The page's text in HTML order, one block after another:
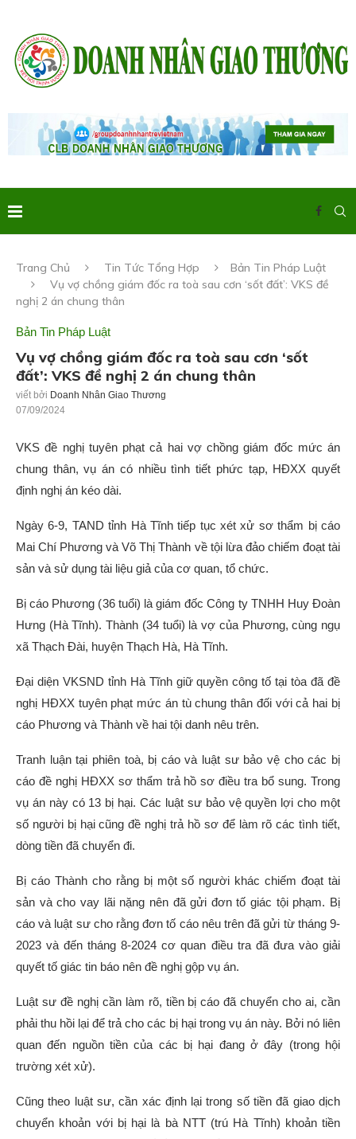
Trang Chủ Tin Tức Tổng Hợp
Bản Tin Pháp Luật
Vụ vợ chồng giám đốc ra toà sau cơn ‘sốt đất’: VKS đề
nghị 2 án chung thân
Bản Tin Pháp Luật
Vụ vợ chồng giám đốc ra toà sau cơn ‘sốt
đất’: VKS đề nghị 2 án chung thân
viết bởi Doanh Nhân Giao Thương
07/09/2024
VKS đề nghị tuyên phạt cả hai vợ chồng giám đốc mức án
chung thân, vụ án có nhiều tình tiết phức tạp, HĐXX quyết
định nghị án kéo dài.
Ngày 6-9, TAND tỉnh Hà Tĩnh tiếp tục xét xử sơ thẩm bị cáo
Mai Chí Phương và Võ Thị Thành về tội lừa đảo chiếm đoạt tài
sản và sử dụng tài liệu giả của cơ quan, tổ chức.
Bị cáo Phương (36 tuổi) là giám đốc Công ty TNHH Huy Đoàn
Hưng (Hà Tĩnh). Thành (34 tuổi) là vợ của Phương, cùng ngụ
xã Thạch Đài, huyện Thạch Hà, Hà Tĩnh.
Đại diện VKSND tỉnh Hà Tĩnh giữ quyền công tố tại tòa đã đề
nghị HĐXX tuyên phạt mức án tù chung thân đối với cả hai bị
cáo Phương và Thành về hai tội danh nêu trên.
Tranh luận tại phiên toà, bị cáo và luật sư bảo vệ cho các bị
cáo đề nghị HĐXX sơ thẩm trả hồ sơ điều tra bổ sung. Trong
vụ án này có 13 bị hại. Các luật sư bảo vệ quyền lợi cho một
số người bị hại cũng đề nghị trả hồ sơ để làm rõ các tình tiết,
dòng tiền đã chuyển đi.
Bị cáo Thành cho rằng bị một số người khác chiếm đoạt tài
sản và cho vay lãi nặng nên đã gửi đơn tố giác tội phạm. Bị
cáo và luật sư cho rằng đơn tố cáo nêu trên đã gửi từ tháng 9-
2023 và đến tháng 8-2024 cơ quan điều tra đã đưa vào giải
quyết tố giác tin báo nên đề nghị gộp vụ án.
Luật sư đề nghị cần làm rõ, tiền bị cáo đã chuyển cho ai, cần
phải thu hồi lại để trả cho các bị hại trong vụ án này. Bởi nó liên
quan đến nguồn tiền của các bị hại đang ở đây (trong hội
trường xét xử).
Cũng theo luật sư, cần xác định lại trong số tiền đã giao dịch
chuyển khoản với bị hại là bà NTT (trú Hà Tĩnh) khoản tiền